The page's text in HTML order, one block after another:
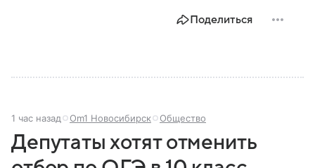
Поделиться
1 час назад Om1 Новосибирск Общество
Депутаты хотят отменить